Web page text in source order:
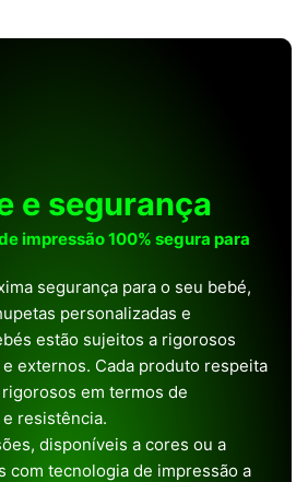
e segurança
impressão 100% segura para
segurança para o seu bebé,
personalizadas e
estão sujeitos a rigorosos
externos. Cada produto respeita
em termos de
resistência.
disponíveis a cores ou a
com tecnologia de impressão a